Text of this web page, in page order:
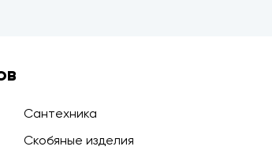
Сантехника
Скобяные изделия